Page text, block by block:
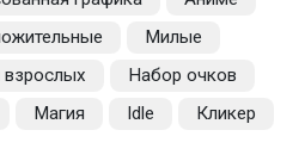
Милые
Набор очков
Магия Idle Кликер